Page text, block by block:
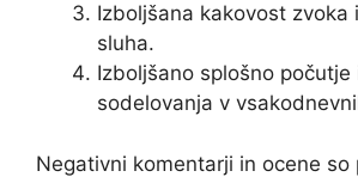
Izboljšana kakovost zvoka
sluha.
Izboljšano splošno
sodelovanja v
Negativni komentarji in ocene so